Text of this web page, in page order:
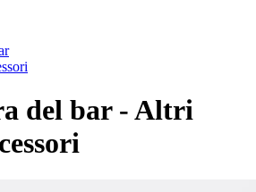
del bar - Altri